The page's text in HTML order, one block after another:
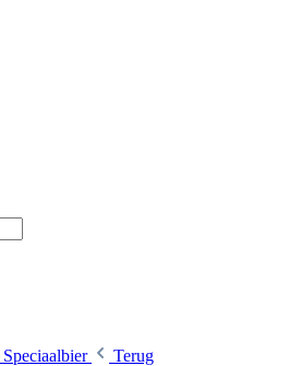
Speciaalbier
Terug